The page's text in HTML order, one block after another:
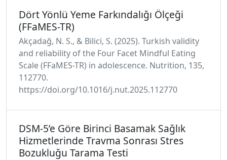
Dört Yönlü Yeme Farkındalığı Ölçeği
(FFaMES-TR)
Akçadağ, N. S., & Bilici, S. (2025). Turkish validity
and reliability of the Four Facet Mindful Eating
Scale (FFaMES-TR) in adolescence. Nutrition, 135,
112770.
https://doi.org/10.1016/j.nut.2025.112770
DSM-5’e Göre Birinci Basamak Sağlık
Hizmetlerinde Travma Sonrası Stres
Bozukluğu Tarama Testi